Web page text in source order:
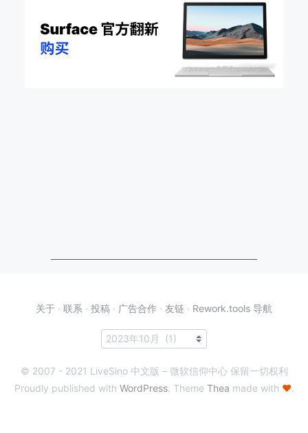
关于 · 联系 · 投稿 · 广告合作 · 友链 · Rework.tools 导航
© 2007 - 2021 LiveSino 中文版 – 微软信仰中心 保留一切权利
Proudly published with WordPress. Theme Thea made with ♥.